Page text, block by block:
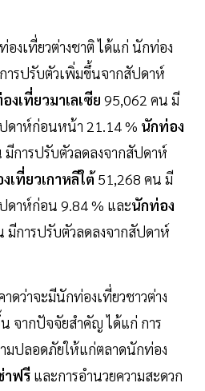
งเที่ยวต่างชาติ ได้แก่ นักท่อง
ารปรับตัวเพิ่มขึ้นจากสัปดาห์
งเที่ยวมาเลเซีย 95,062 คน มี
ดาห์ก่อนหน้า 21.14 % นักท่อง
มีการปรับตัวลดลงจากสัปดาห์
เที่ยวเกาหลีใต้51,268 คน มี
ดาห์ก่อน 9.84 % และนักท่อง
มีการปรับตัวลดลงจากสัปดาห์
ดว่าจะมีนักท่องเที่ยวชาวต่าง
จากปัจจัยสำคัญ ได้แก่ การ
มปลอดภัยให้แก่ตลาดนักท่อง
าฟรี และการอำนวยความสะดวก